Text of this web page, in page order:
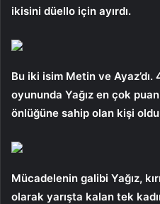
ikisini düello için ayırdı.
Bu iki isim Metin ve
oyununda Yağız en çok
önlüğüne sahip olan kişi
Mücadelenin galibi Yağız,
olarak yarışta kalan tek